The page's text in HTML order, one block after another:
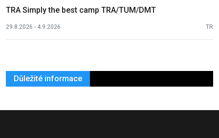
TRA Simply the best camp TRA/TUM/DMT
29.8.2026 - 4.9.2026 TR
Důležité informace